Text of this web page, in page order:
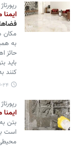
مکان
به
حائز
باید
کنند
بتن
است